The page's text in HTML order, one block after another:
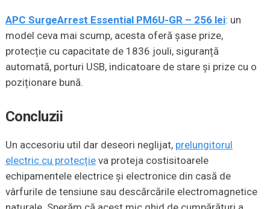
APC SurgeArrest Essential PM6U-GR – 256 lei: un
model ceva mai scump, acesta oferă șase prize,
protecție cu capacitate de 1836 jouli, siguranță
automată, porturi USB, indicatoare de stare și prize cu o
poziționare bună.
Concluzii
Un accesoriu util dar deseori neglijat, prelungitorul
electric cu protecțieva proteja costisitoarele
echipamentele electrice și electronice din casă de
vârfurile de tensiune sau descărcările electromagnetice